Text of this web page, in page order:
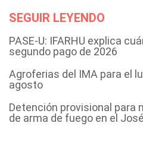
SEGUIR LEYENDO
PASE-U: IFARHU explica
segundo pago de 2026
Agroferias del IMA para el
agosto
Detención provisional para
de arma de fuego en el